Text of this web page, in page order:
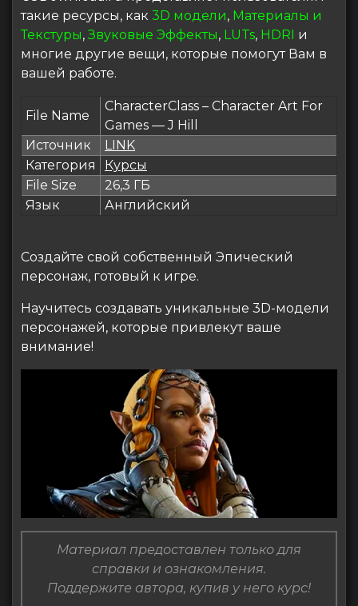
такие ресурсы, как 3D модели, Материалы и
Текстуры,Звуковые Эффекты, LUTs, HDRI и
многие другие вещи, которые помогут Вам в
вашей работе.
File Name
CharacterClass – Character Art For
Games — J Hill
Источник
LINK
Категория
Курсы
File Size
26,3 ГБ
Язык
Английский
Создайте свой собственный Эпический
персонаж, готовый к игре.
Научитесь создавать уникальные 3D-модели
персонажей, которые привлекут ваше
внимание!
Материал предоставлен только для
справки и ознакомления.
Поддержите автора, купив у него курс!